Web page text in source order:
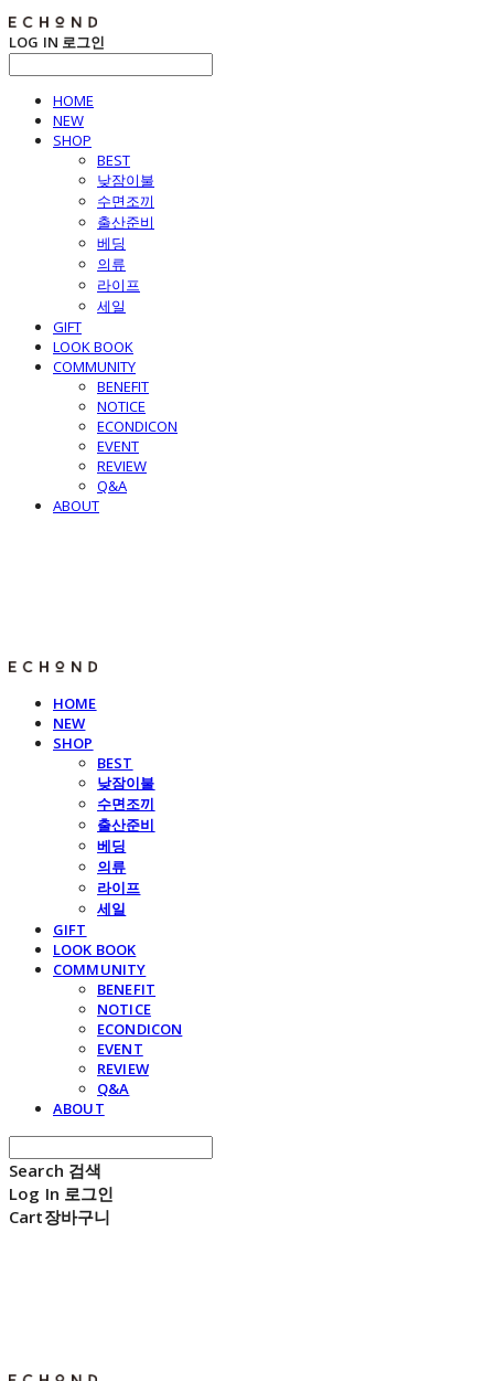
LOG IN 로그인
HOME
NEW
SHOP
BEST
낮잠이불
수면조끼
출산준비
베딩
의류
라이프
세일
GIFT
LOOK BOOK
COMMUNITY
BENEFIT
NOTICE
ECONDICON
EVENT
REVIEW
Q&A
ABOUT
HOME
NEW
SHOP
BEST
낮잠이불
수면조끼
출산준비
베딩
의류
라이프
세일
GIFT
LOOK BOOK
COMMUNITY
BENEFIT
NOTICE
ECONDICON
EVENT
REVIEW
Q&A
ABOUT
Search 검색
Log In 로그인
Cart장바구니